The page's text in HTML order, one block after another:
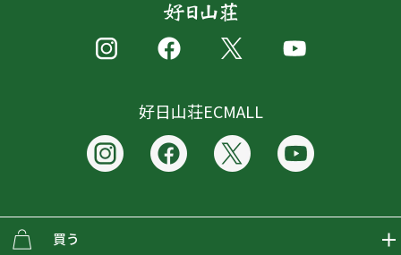
好日山荘ECMALL
買う